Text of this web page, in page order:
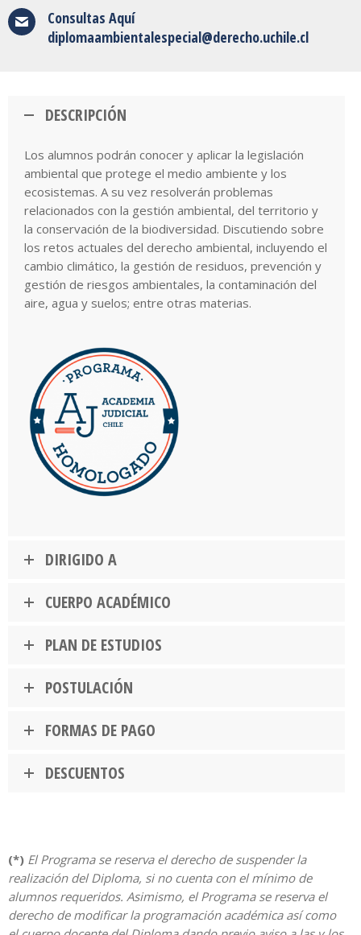
Consultas Aquí
diplomaambientalespecial@derecho.uchile.cl
DESCRIPCIÓN
Los alumnos podrán conocer y aplicar la legislación
ambiental que protege el medio ambiente y los
ecosistemas. A su vez resolverán problemas
relacionados con la gestión ambiental, del territorio y
la conservación de la biodiversidad. Discutiendo sobre
los retos actuales del derecho ambiental, incluyendo el
cambio climático, la gestión de residuos, prevención y
gestión de riesgos ambientales, la contaminación del
aire, agua y suelos; entre otras materias.
DIRIGIDO A
CUERPO ACADÉMICO
PLAN DE ESTUDIOS
POSTULACIÓN
FORMAS DE PAGO
DESCUENTOS
(*) El Programa se reserva el derecho de suspender la
realización del Diploma, si no cuenta con el mínimo de
alumnos requeridos. Asimismo, el Programa se reserva el
derecho de modificar la programación académica así como